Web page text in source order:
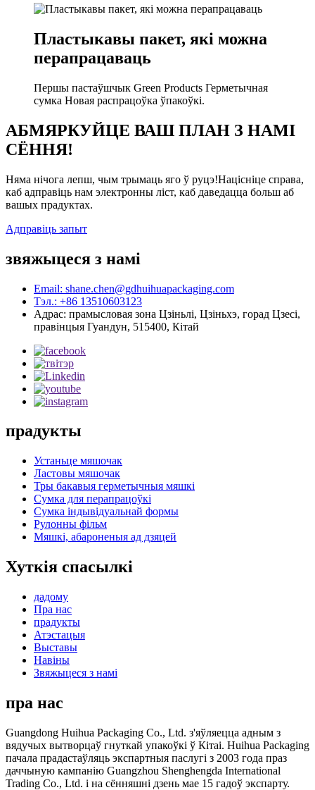
Пластыкавы пакет, які можна
перапрацаваць
Першы пастаўшчык Green Products Герметычная
сумка Новая распрацоўка ўпакоўкі.
АБМЯРКУЙЦЕ ВАШ ПЛАН З НАМІ
СЁННЯ!
Няма нічога лепш, чым трымаць яго ў руцэ!Націсніце справа,
каб адправіць нам электронны ліст, каб даведацца больш аб
вашых прадуктах.
Адправіць запыт
звяжыцеся з намі
Email: shane.chen@gdhuihuapackaging.com
Тэл.: +86 13510603123
Адрас: прамысловая зона Цзіньлі, Цзіньхэ, горад Цзесі,
правінцыя Гуандун, 515400, Кітай
прадукты
Устаньце мяшочак
Ластовы мяшочак
Тры бакавыя герметычныя мяшкі
Сумка для перапрацоўкі
Сумка індывідуальнай формы
Рулонны фільм
Мяшкі, абароненыя ад дзяцей
Хуткія спасылкі
дадому
Пра нас
прадукты
Атэстацыя
Выставы
Навіны
Звяжыцеся з намі
пра нас
Guangdong Huihua Packaging Co., Ltd. з'яўляецца адным з
вядучых вытворцаў гнуткай упакоўкі ў Кітаі. Huihua Packaging
пачала прадастаўляць экспартныя паслугі з 2003 года праз
даччыную кампанію Guangzhou Shenghengda International
Trading Co., Ltd. і на сённяшні дзень мае 15 гадоў экспарту.